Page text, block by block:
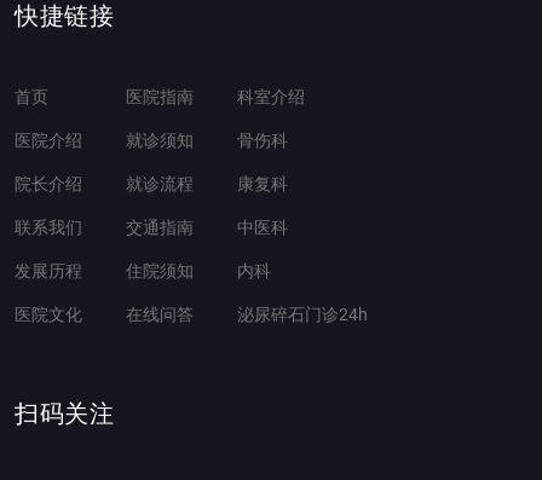
快捷链接
首页
医院介绍
院长介绍
联系我们
发展历程
医院文化
医院指南
就诊须知
就诊流程
交通指南
住院须知
在线问答
科室介绍
骨伤科
康复科
中医科
内科
泌尿碎石门诊24h
扫码关注